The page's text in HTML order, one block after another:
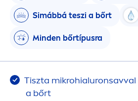
Simábbá teszi a bőrt
Minden bőrtípusra
Tiszta
a bőrt